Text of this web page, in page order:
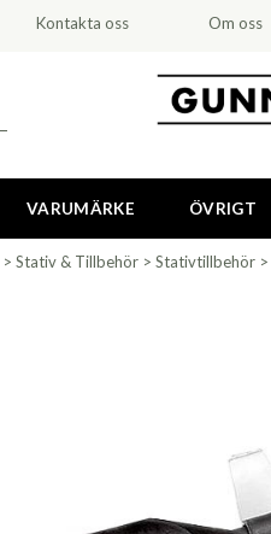
Kontakta oss Om oss
VARUMÄRKE ÖVRIGT
> Stativ & Tillbehör > Stativtillbehör >